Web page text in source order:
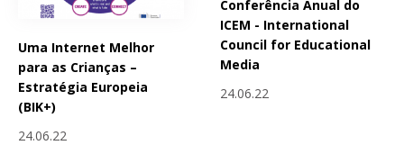
Uma Internet Melhor
para as Crianças –
Estratégia Europeia
(BIK+)
24.06.22
Conferência Anual do
ICEM - International
Council for Educational
Media
24.06.22